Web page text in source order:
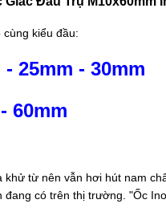
kiểu đầu:
- 25mm - 30mm
- 60mm
khử từ nên vẫn hơi hút nam
đang có trên thị trường. "Ốc